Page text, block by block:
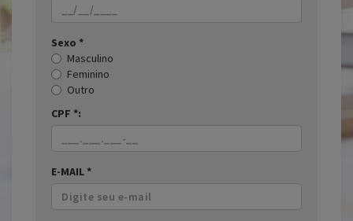
Sexo *
Masculino
Feminino
Outro
CPF *:
E-MAIL *